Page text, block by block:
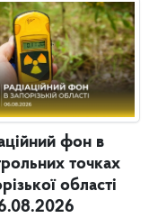
фон в
точках
області